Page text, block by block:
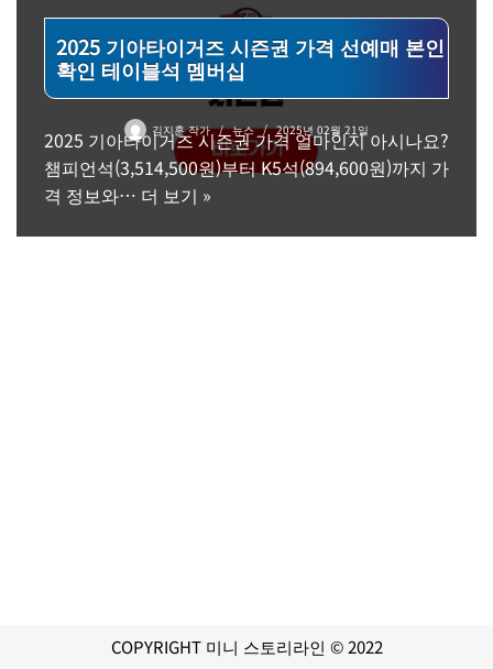
2025 기아타이거즈 시즌권 가격 선예매 본인
확인 테이블석 멤버십
김지훈 작가 뉴스 2025년 02월 21일
2025 기아타이거즈 시즌권 가격 얼마인지 아시나요?
챔피언석(3,514,500원)부터 K5석(894,600원)까지 가
격 정보와… 더 보기 »
COPYRIGHT 미니 스토리라인 © 2022